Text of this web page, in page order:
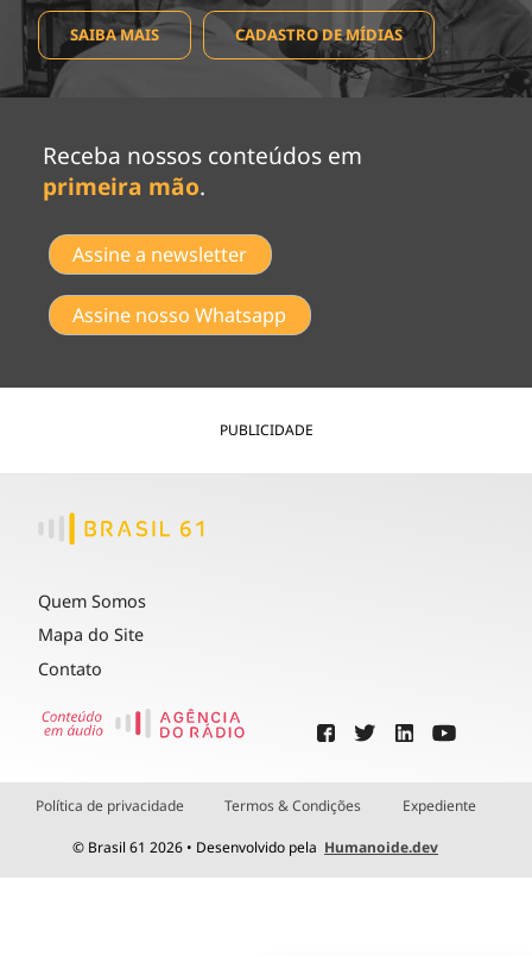
SAIBA MAIS CADASTRO DE MÍDIAS
Receba nossos conteúdos em
primeira mão.
Assine a newsletter
Assine nosso Whatsapp
PUBLICIDADE
Quem Somos
Mapa do Site
Contato
Política de privacidade Termos & Condições Expediente
© Brasil 61 2026 • Desenvolvido pela Humanoide.dev